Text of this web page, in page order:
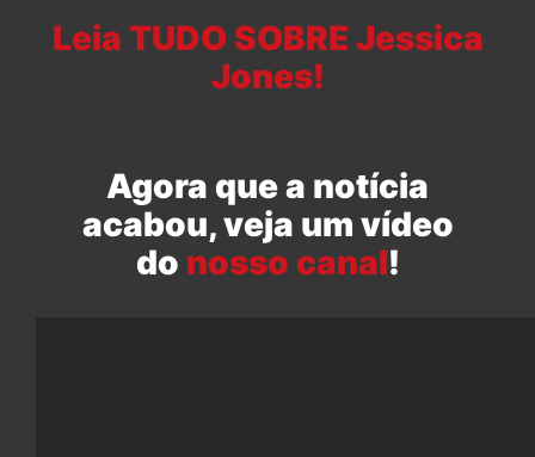
Leia TUDO SOBRE Jessica
Jones!
Agora que a notícia
acabou, veja um vídeo
do nosso canal!